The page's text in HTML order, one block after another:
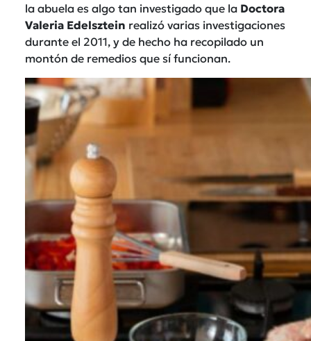
la abuela es algo tan investigado que la Doctora
Valeria Edelsztein realizó varias investigaciones
durante el 2011, y de hecho ha recopilado un
montón de remedios que sí funcionan.